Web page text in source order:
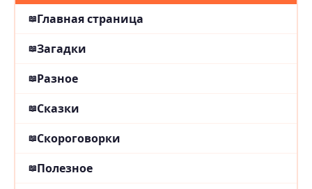
Главная страница
Загадки
Разное
Сказки
Скороговорки
Полезное